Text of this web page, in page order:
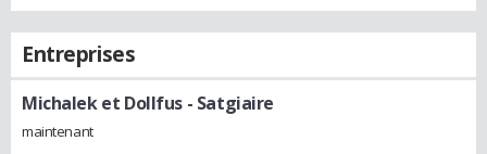
Entreprises
Michalek et Dollfus - Satgiaire
maintenant